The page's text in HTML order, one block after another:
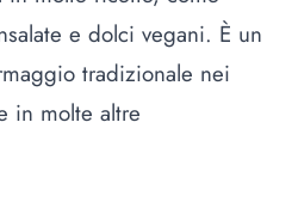
e dolci vegani. È un
tradizionale nei
in molte altre